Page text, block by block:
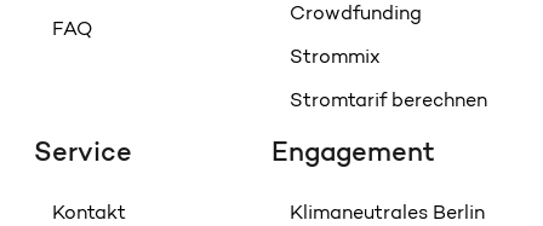
FAQ
Crowdfunding
Strommix
Stromtarif berechnen
Service
Kontakt
Engagement
Klimaneutrales Berlin